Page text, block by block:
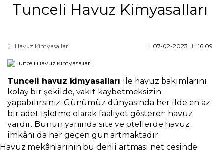
Tunceli Havuz Kimyasalları
Havuz Kimyasalları 07-02-2023 16:09
Tunceli havuz kimyasalları ile havuz bakımlarını
kolay bir şekilde, vakit kaybetmeksizin
yapabilirsiniz. Günümüz dünyasında her ilde en az
bir adet işletme olarak faaliyet gösteren havuz
vardır. Bunun yanında site ve otellerde havuz
imkânı da her geçen gün artmaktadır.
Havuz mekânlarının bu denli artması neticesinde